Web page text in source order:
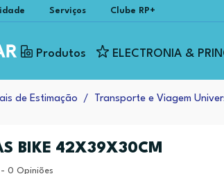
Serviços Clube RP+
Produtos ELECTRONIA &
de Estimação Transporte e Viagem
BIKE 42X39X30CM
0 Opiniões